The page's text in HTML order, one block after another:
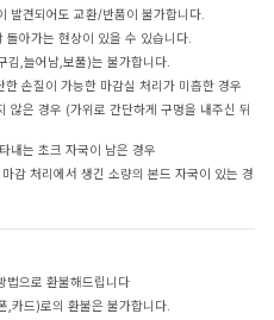
발견되어도 교환/반품이 불가합니다.
아가는 현상이 있을 수 있습니다.
김,늘어남,보풀)는 불가합니다.
손질이 가능한 마감실 처리가 미흡한 경우
않은 경우 (가위로 간단하게 구멍을 내주신 뒤
내는 초크 자국이 남은 경우
감 처리에서 생긴 소량의 본드 자국이 있는 경
법으로 환불해드립니다
,카드)로의 환불은 불가합니다.